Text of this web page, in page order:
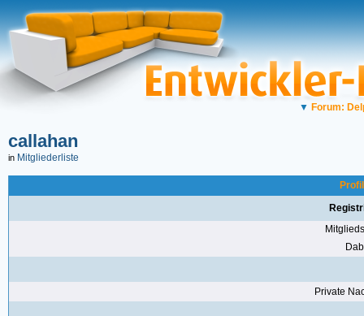
▼ Forum:
callahan
in Mitgliederliste
Private